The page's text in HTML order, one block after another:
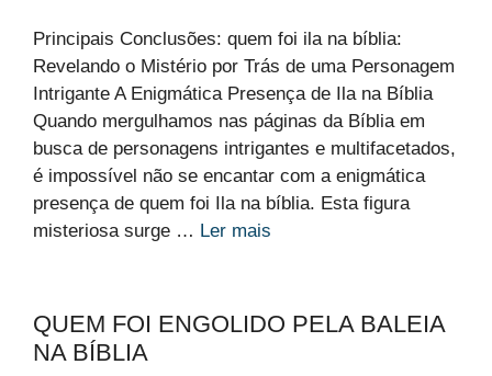
Principais Conclusões: quem foi ila na bíblia:
Revelando o Mistério por Trás de uma Personagem
Intrigante A Enigmática Presença de Ila na Bíblia
Quando mergulhamos nas páginas da Bíblia em
busca de personagens intrigantes e multifacetados,
é impossível não se encantar com a enigmática
presença de quem foi Ila na bíblia. Esta figura
misteriosa surge … Ler mais
QUEM FOI ENGOLIDO PELA BALEIA
NA BÍBLIA